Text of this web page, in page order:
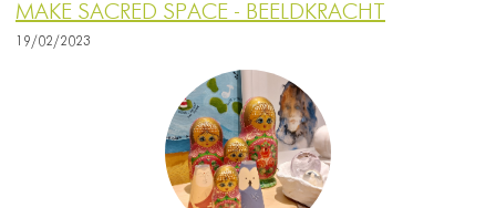
MAKE SACRED SPACE - BEELDKRACHT
19/02/2023